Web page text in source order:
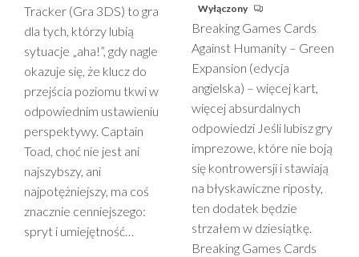
Tracker (Gra 3DS) to gra
dla tych, którzy lubią
sytuacje „aha!”, gdy nagle
okazuje się, że klucz do
przejścia poziomu tkwi w
odpowiednim ustawieniu
perspektywy. Captain
Toad, choć nie jest ani
najszybszy, ani
najpotężniejszy, ma coś
znacznie cenniejszego:
spryt i umiejętność…
Wyłączony
Breaking Games Cards
Against Humanity – Green
Expansion (edycja
angielska) – więcej kart,
więcej absurdalnych
odpowiedzi Jeśli lubisz gry
imprezowe, które nie boją
się kontrowersji i stawiają
na błyskawiczne riposty,
ten dodatek będzie
strzałem w dziesiątkę.
Breaking Games Cards